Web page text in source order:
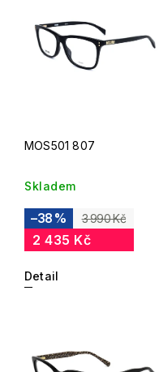
MOS501 807
Skladem
3 990 Kč
–38 %
2 435 Kč
Detail